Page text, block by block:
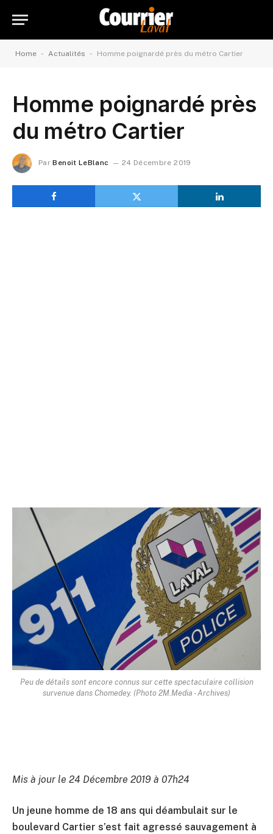
Home - Actualités - Homme poignardé près du métro Cartier
Homme poignardé près
du métro Cartier
Par Benoit LeBlanc 24 Décembre 2019
Peu de détails sont encore connus sur cette spectaculaire collision
survenue dans Chomedey. (Photo 2M.Media - Archives)
Mis à jour le 24 Décembre 2019 à 07h24
Un jeune homme de 18 ans qui déambulait sur le
boulevard Cartier s’est fait agressé sauvagement à